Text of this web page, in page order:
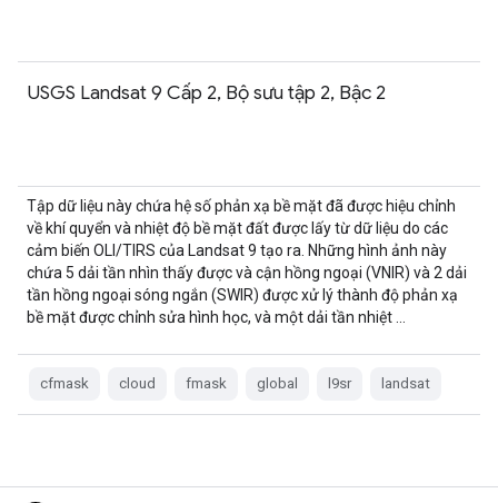
USGS Landsat 9 Cấp 2, Bộ sưu tập 2, Bậc 2
Tập dữ liệu này chứa hệ số phản xạ bề mặt đã được hiệu chỉnh
về khí quyển và nhiệt độ bề mặt đất được lấy từ dữ liệu do các
cảm biến OLI/TIRS của Landsat 9 tạo ra. Những hình ảnh này
chứa 5 dải tần nhìn thấy được và cận hồng ngoại (VNIR) và 2 dải
tần hồng ngoại sóng ngắn (SWIR) được xử lý thành độ phản xạ
bề mặt được chỉnh sửa hình học, và một dải tần nhiệt …
cfmask cloud fmask global l9sr landsat